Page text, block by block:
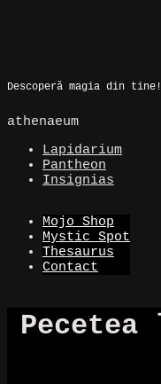
Descoperă magia din tine!
athenaeum
Lapidarium
Pantheon
Insignias
Mojo Shop
Mystic Spot
Thesaurus
Contact
Pecetea